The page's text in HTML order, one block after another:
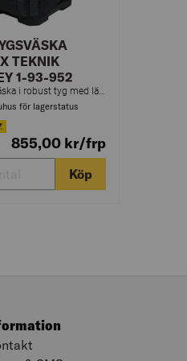
TEKNIK
1-93-952
Verktygsväska i robust tyg med läderförstärkningar och vattentät botten. Utrustad med flera hållare och fack.
för lagerstatus
855,00 kr/frp
Köp